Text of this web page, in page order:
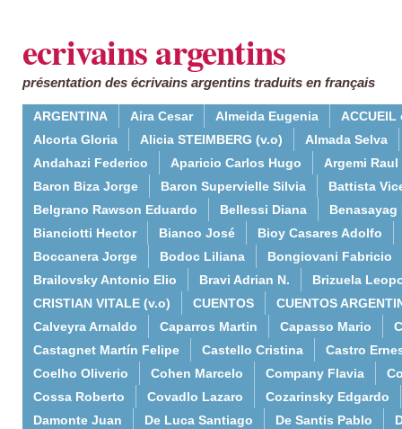
ecrivains argentins
présentation des écrivains argentins traduits en français
ARGENTINA Aira Cesar Almeida Eugenia
ACCUEIL
Alcorta Gloria
Alicia STEIMBERG (v.o)
Almada Selva
Andahazi Federico
Aparicio Carlos Hugo
Argemi Raul
Baron Biza Jorge
Baron Supervielle Silvia
Battista
Belgrano Rawson Eduardo
Bellessi Diana
Benasayag
Bianciotti Hector
Bianco José
Bioy Casares Adolfo
Boccanera Jorge
Bodoc Liliana
Bongiovani Fabricio
Brailovsky Antonio Elio
Bravi Adrian N.
Brizuela
CRISTIAN VITALE (v.o)
CUENTOS
CUENTOS
Calveyra Arnaldo
Caparros Martin Capasso Mario
Castagnet Martín Felipe
Castello Cristina
Castro
Coelho Oliverio
Cohen Marcelo Company Flavia
Cossa Roberto
Covadlo Lazaro
Cozarinsky Edgardo
Damonte Juan
De Luca Santiago De Santis Pablo